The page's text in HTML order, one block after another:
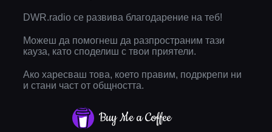
DWR.radio се развива благодарение на теб!
Можеш да помогнеш да разпространим тази
кауза, като споделиш с твои приятели.
Ако харесваш това, което правим, подркрепи ни
и стани част от общността.
Buy Me a Coffee